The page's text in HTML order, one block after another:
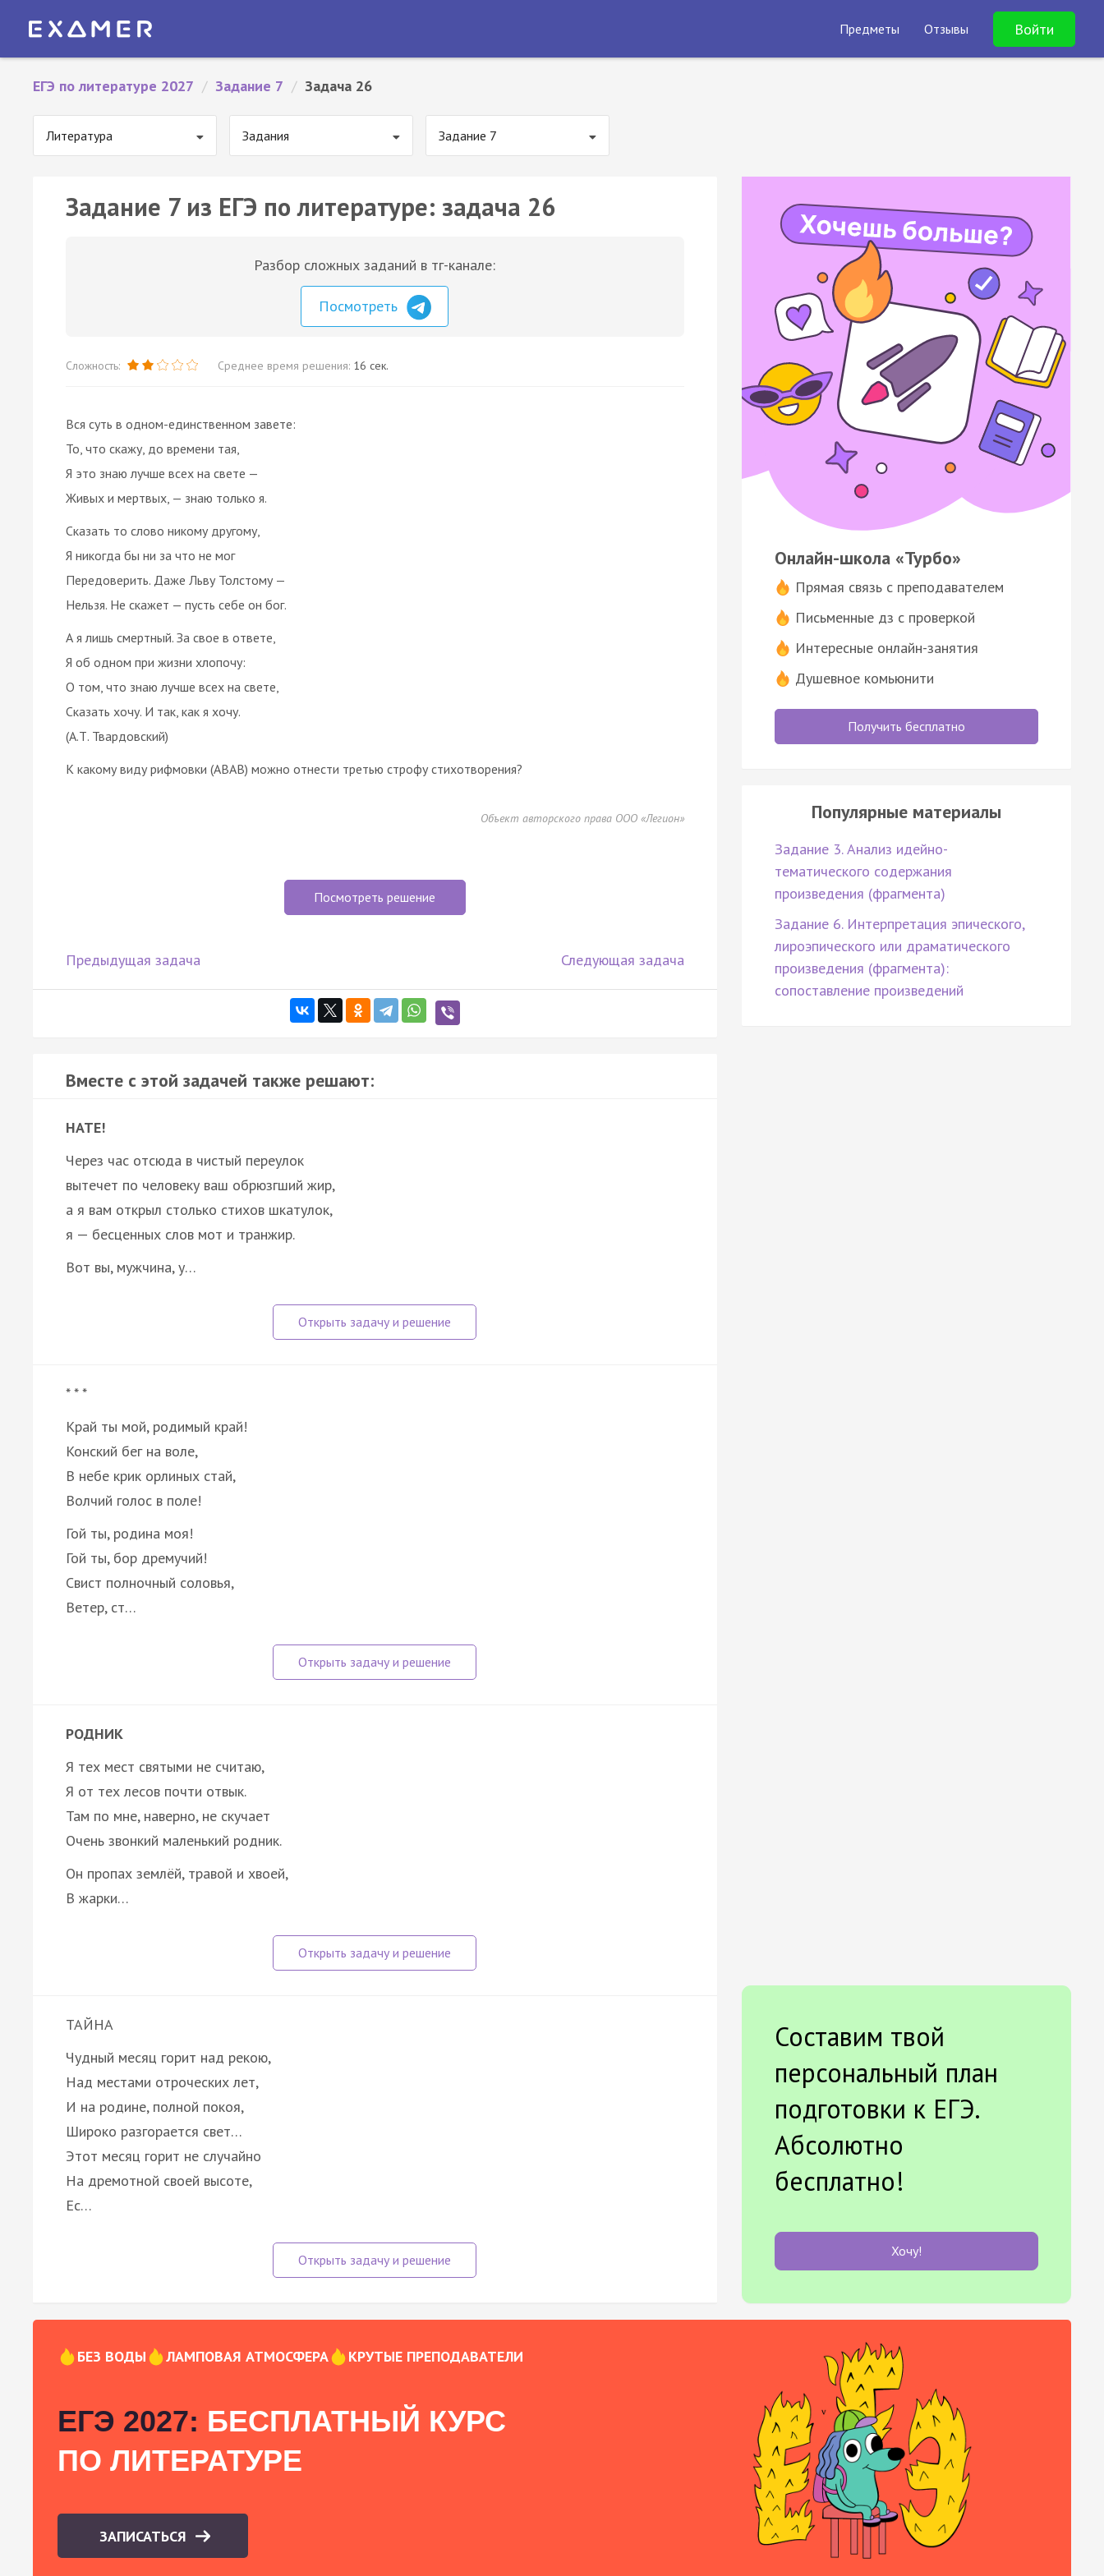
Предметы Отзывы Войти
ЕГЭ по литературе 2027 / Задание 7 / Задача 26
Литература Задания Задание 7
Задание 7 из ЕГЭ по литературе: задача 26
Разбор сложных заданий в тг-канале:
Посмотреть
Сложность: Среднее время решения: 16 сек.
Вся суть в одном-единственном завете:
То, что скажу, до времени тая,
Я это знаю лучше всех на свете —
Живых и мертвых, — знаю только я.
Сказать то слово никому другому,
Я никогда бы ни за что не мог
Передоверить. Даже Льву Толстому —
Нельзя. Не скажет — пусть себе он бог.
А я лишь смертный. За свое в ответе,
Я об одном при жизни хлопочу:
О том, что знаю лучше всех на свете,
Сказать хочу. И так, как я хочу.
(А.Т. Твардовский)
К какому виду рифмовки (АВАВ) можно отнести третью строфу стихотворения?
Объект авторского права ООО «Легион»
Посмотреть решение
Предыдущая задача Следующая задача
Вместе с этой задачей также решают:
НАТЕ!
Через час отсюда в чистый переулок
вытечет по человеку ваш обрюзгший жир,
а я вам открыл столько стихов шкатулок,
я — бесценных слов мот и транжир.
Вот вы, мужчина, у…
* * *
Край ты мой, родимый край!
Конский бег на воле,
В небе крик орлиных стай,
Волчий голос в поле!
Гой ты, родина моя!
Гой ты, бор дремучий!
Свист полночный соловья,
Ветер, ст…
РОДНИК
Я тех мест святыми не считаю,
Я от тех лесов почти отвык.
Там по мне, наверно, не скучает
Очень звонкий маленький родник.
Он пропах землёй, травой и хвоей,
В жарки…
ТАЙНА
Чудный месяц горит над рекою,
Над местами отроческих лет,
И на родине, полной покоя,
Широко разгорается свет…
Этот месяц горит не случайно
На дремотной своей высоте,
Ес…
Онлайн-школа «Турбо»
Прямая связь с преподавателем
Письменные дз с проверкой
Интересные онлайн-занятия
Душевное комьюнити
Получить бесплатно
Популярные материалы
Задание 3. Анализ идейно-
тематического содержания
произведения (фрагмента)
Задание 6. Интерпретация эпического,
лироэпического или драматического
произведения (фрагмента):
сопоставление произведений
Составим твой
персональный план
подготовки к ЕГЭ.
Абсолютно
бесплатно!
Хочу!
БЕЗ ВОДЫ ЛАМПОВАЯ АТМОСФЕРА КРУТЫЕ ПРЕПОДАВАТЕЛИ
ЕГЭ 2027: БЕСПЛАТНЫЙ КУРС
ПО ЛИТЕРАТУРЕ
ЗАПИСАТЬСЯ